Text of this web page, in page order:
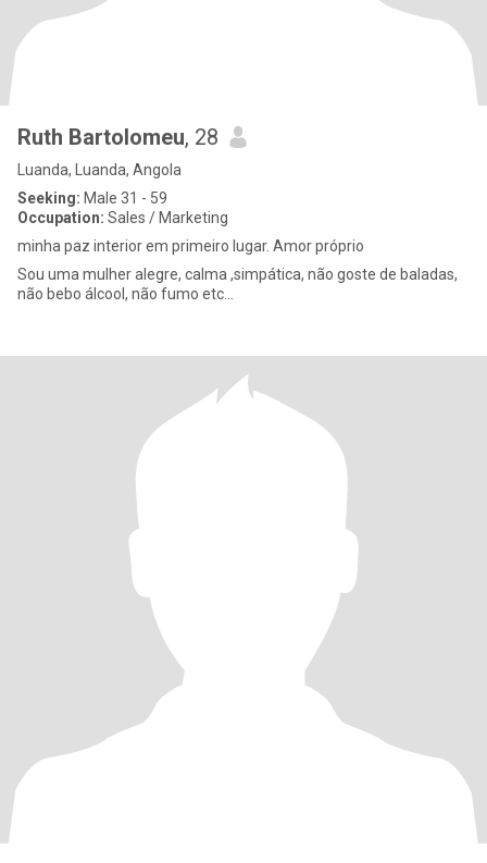
Ruth Bartolomeu, 28
Luanda, Luanda, Angola
Seeking: Male 31 - 59
Occupation: Sales / Marketing
minha paz interior em primeiro lugar. Amor próprio
Sou uma mulher alegre, calma ,simpática, não goste de baladas,
não bebo álcool, não fumo etc...